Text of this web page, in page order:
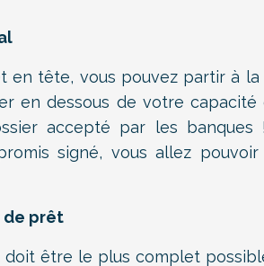
en tête, vous pouvez partir à
en dessous de votre capacité
accepté par les banques
signé, vous allez
de prêt
être le plus complet